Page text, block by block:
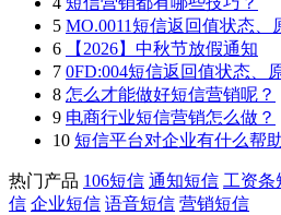
5 MO.0011短信返回值状态
6
【2026】中秋节放假通知
7 0FD:004短信返回值状态、
8 怎么才能做好短信营销呢？
9 电商行业短信营销怎么做？
10 短信平台对企业有什么帮
热门产品 106短信 通知短信 工资条
信 企业短信 语音短信 营销短信